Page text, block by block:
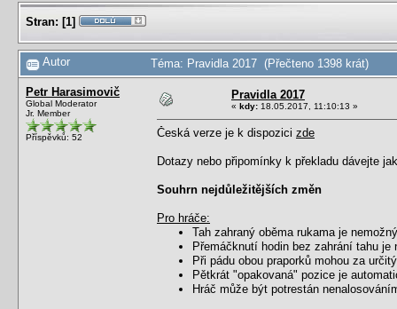
Stran: [1]
Autor Téma: Pravidla 2017 (Přečteno 1398 krát)
Petr Harasimovič
Global Moderator
Jr. Member
Příspěvků: 52
Pravidla 2017
« kdy: 18.05.2017, 11:10:13 »
Česká verze je k dispozici zde
Dotazy nebo připomínky k překladu dávejte
Souhrn nejdůležitějších změn
Pro hráče:
Tah zahraný oběma rukama je
Přemáčknutí hodin bez zahrání tahu je
Při pádu obou praporků mohou za
Pětkrát "opakovaná" pozice je
Hráč může být potrestán